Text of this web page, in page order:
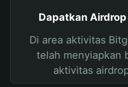
Dapatkan Airdrop
Di area aktivitas
telah menyiapkan
aktivitas